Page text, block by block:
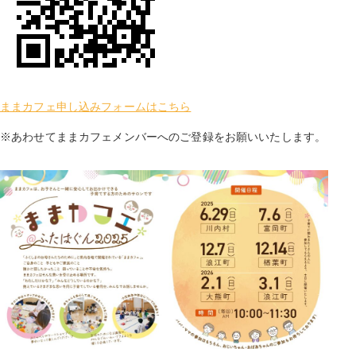
ままカフェ申し込みフォームはこちら
※あわせてままカフェメンバーへのご登録をお願いいたします。